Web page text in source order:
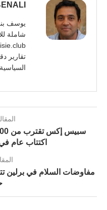
يوسف
شاملة
تقارير
اكتتاب عام في